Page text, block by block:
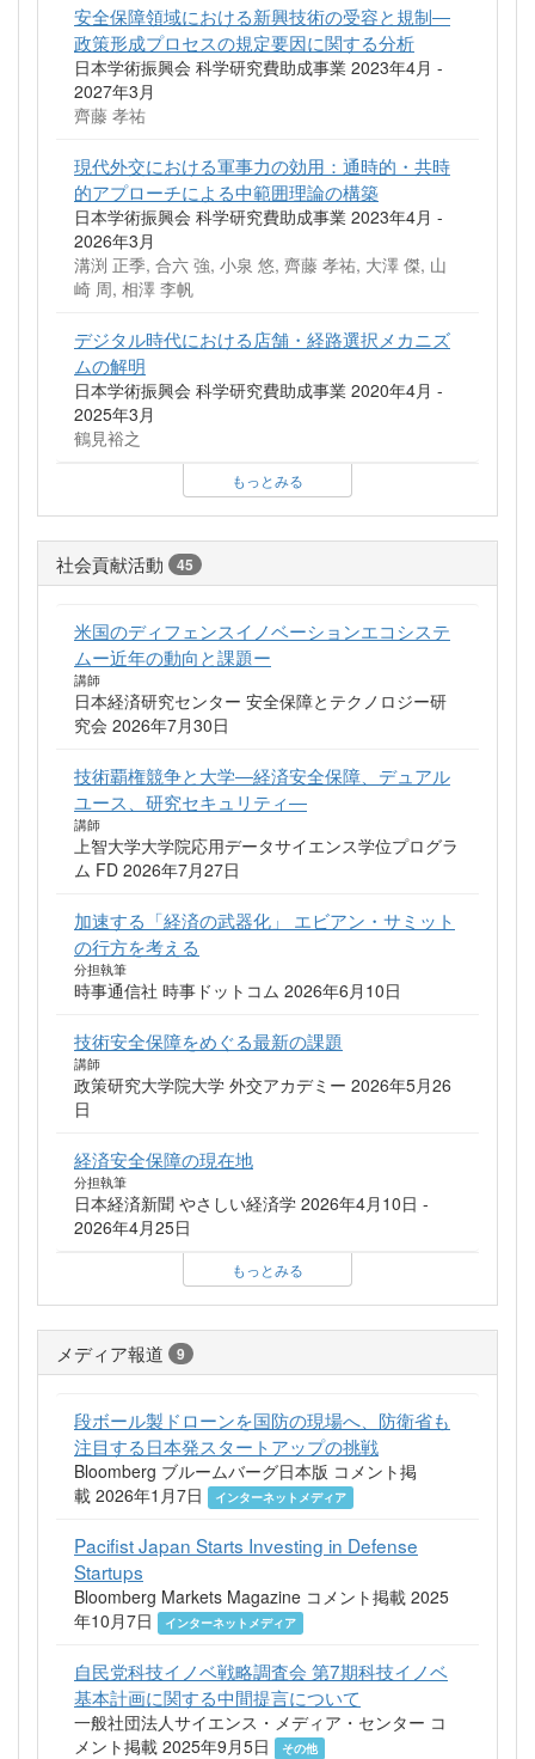
安全保障領域における新興技術の受容と規制―
政策形成プロセスの規定要因に関する分析
日本学術振興会 科学研究費助成事業 2023年4月 -
2027年3月
齊藤 孝祐
現代外交における軍事力の効用：通時的・共時
的アプローチによる中範囲理論の構築
日本学術振興会 科学研究費助成事業 2023年4月 -
2026年3月
溝渕 正季, 合六 強, 小泉 悠, 齊藤 孝祐, 大澤 傑, 山
崎 周, 相澤 李帆
デジタル時代における店舗・経路選択メカニズ
ムの解明
日本学術振興会 科学研究費助成事業 2020年4月 -
2025年3月
鶴見裕之
もっとみる
社会貢献活動 45
米国のディフェンスイノベーションエコシステ
ムー近年の動向と課題ー
講師
日本経済研究センター 安全保障とテクノロジー研
究会 2026年7月30日
技術覇権競争と大学―経済安全保障、デュアル
ユース、研究セキュリティ―
講師
上智大学大学院応用データサイエンス学位プログラ
ム FD 2026年7月27日
加速する「経済の武器化」 エビアン・サミット
の行方を考える
分担執筆
時事通信社 時事ドットコム 2026年6月10日
技術安全保障をめぐる最新の課題
講師
政策研究大学院大学 外交アカデミー 2026年5月26
日
経済安全保障の現在地
分担執筆
日本経済新聞 やさしい経済学 2026年4月10日 -
2026年4月25日
もっとみる
メディア報道 9
段ボール製ドローンを国防の現場へ、防衛省も
注目する日本発スタートアップの挑戦
Bloomberg ブルームバーグ日本版 コメント掲
載 2026年1月7日
インターネットメディア
Pacifist Japan Starts Investing in Defense
Startups
Bloomberg Markets Magazine コメント掲載 2025
年10月7日
インターネットメディア
自民党科技イノベ戦略調査会 第7期科技イノベ
基本計画に関する中間提言について
一般社団法人サイエンス・メディア・センター コ
メント掲載 2025年9月5日
その他